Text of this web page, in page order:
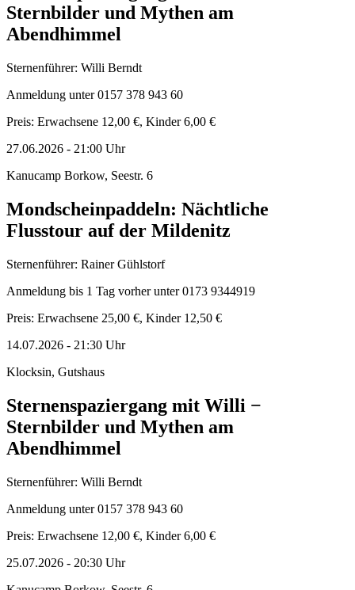
Sternbilder und Mythen am
Abendhimmel
Sternenführer: Willi Berndt
Anmeldung unter 0157 378 943 60
Preis: Erwachsene 12,00 €, Kinder 6,00 €
27.06.2026 - 21:00 Uhr
Kanucamp Borkow, Seestr. 6
Mondscheinpaddeln: Nächtliche
Flusstour auf der Mildenitz
Sternenführer: Rainer Gühlstorf
Anmeldung bis 1 Tag vorher unter 0173 9344919
Preis: Erwachsene 25,00 €, Kinder 12,50 €
14.07.2026 - 21:30 Uhr
Klocksin, Gutshaus
Sternenspaziergang mit Willi −
Sternbilder und Mythen am
Abendhimmel
Sternenführer: Willi Berndt
Anmeldung unter 0157 378 943 60
Preis: Erwachsene 12,00 €, Kinder 6,00 €
25.07.2026 - 20:30 Uhr